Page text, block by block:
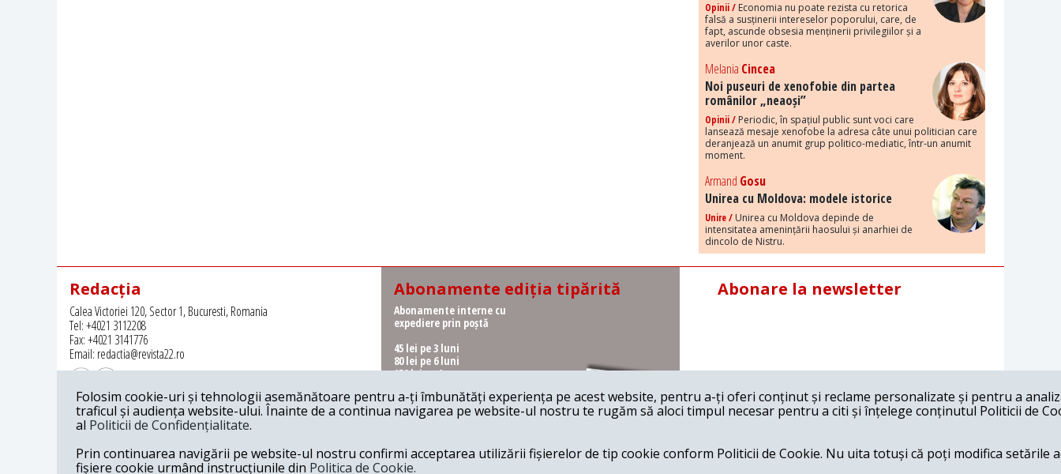
Opinii / Economia nu poate rezista cu retorica
falsă a susținerii intereselor poporului, care, de
fapt, ascunde obsesia menținerii privilegiilor și a
averilor unor caste.
Melania Cincea
Noi puseuri de xenofobie din partea
românilor „neaoși”
Opinii / Periodic, în spațiul public sunt voci care
lansează mesaje xenofobe la adresa câte unui politician care
deranjează un anumit grup politico-mediatic, într-un anumit
moment.
Armand Gosu
Unirea cu Moldova: modele istorice
Unire / Unirea cu Moldova depinde de
intensitatea amenințării haosului și anarhiei de
dincolo de Nistru.
Redacția
Calea Victoriei 120, Sector 1, Bucuresti, Romania
Tel: +4021 3112208
Fax: +4021 3141776
Email: redactia@revista22.ro
Revista 22 este editata de
Abonamente ediția tipărită
Abonamente interne cu
expediere prin poștă
45 lei pe 3 luni
80 lei pe 6 luni
150 lei pe 1 an
Abonamente interne cu
ridicare de la redacție
62 lei pe 6 luni
115 lei pe 1 an
Abonare la newsletter
Folosim cookie-uri și tehnologii asemănătoare pentru a-ți îmbunătăți experiența pe acest website, pentru a-ți oferi conținut și reclame personalizate și pentru a
traficul și audiența website-ului. Înainte de a continua navigarea pe website-ul nostru te rugăm să aloci timpul necesar pentru a citi și înțelege conținutul Politicii de
al Politicii de Confidențialitate.
Prin continuarea navigării pe website-ul nostru confirmi acceptarea utilizării fișierelor de tip cookie conform Politicii de Cookie. Nu uita totuși că poți modifica setările
fișiere cookie urmând instrucțiunile din Politica de Cookie.